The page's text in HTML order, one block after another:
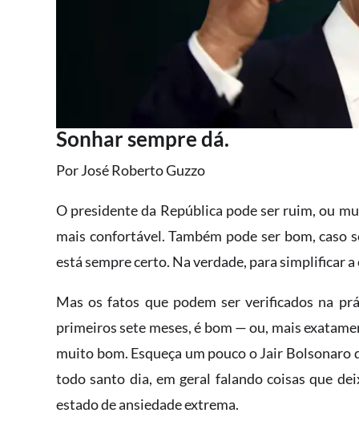
Sonhar sempre dá.
Por José Roberto Guzzo
O presidente da República pode ser ruim, ou
mais confortável. Também pode ser bom, caso
está sempre certo. Na verdade, para simplificar
Mas os fatos que podem ser verificados na
primeiros sete meses, é bom — ou, mais
muito bom. Esqueça um pouco o Jair
todo santo dia, em geral falando coisas que
estado de ansiedade extrema.